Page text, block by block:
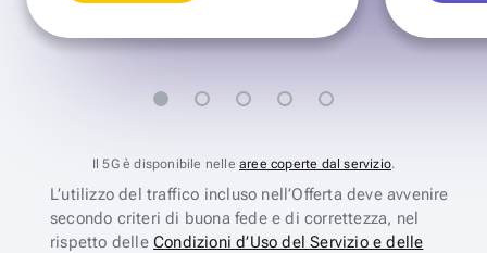
Il 5G è disponibile nelle aree coperte dal servizio.
L’utilizzo del traffico incluso nell’Offerta deve avvenire
secondo criteri di buona fede e di correttezza, nel
rispetto delle Condizioni d’Uso del Servizio e delle